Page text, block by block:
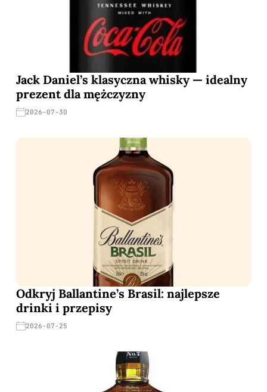
Jack Daniel’s klasyczna whisky — idealny
prezent dla mężczyzny
2026-07-30
Odkryj Ballantine’s Brasil: najlepsze
drinki i przepisy
2026-07-25